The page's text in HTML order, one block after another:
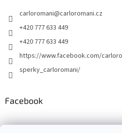
carloromani@carloromani.cz
+420 777 633 449
+420 777 633 449
https://www.facebook.com/
sperky_carloromani/
Facebook